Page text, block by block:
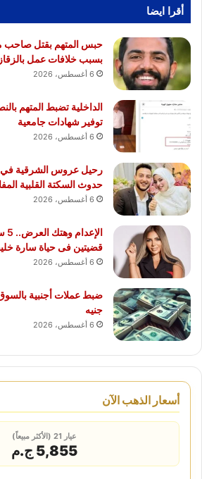
أقرا ايضا
حبس المتهم بقتل صاحب
بسبب خلافات عمل
6 أغسطس، 2026
الداخلية تضبط المتهم
توفير شهادات جامعية
6 أغسطس، 2026
رحيل عروس الشرقية في
حدوث السكتة القلبية
6 أغسطس، 2026
قضيتين فى حياة سارة
6 أغسطس، 2026
جنيه
6 أغسطس، 2026
أسعار الذهب الآن
عيار 21 (الأكثر مبيعاً)
5,855 ج.م